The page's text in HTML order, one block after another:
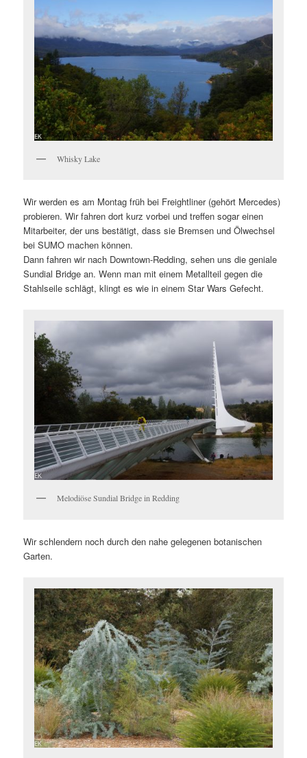
Whisky Lake
Wir werden es am Montag früh bei Freightliner (gehört Mercedes)
probieren. Wir fahren dort kurz vorbei und treffen sogar einen
Mitarbeiter, der uns bestätigt, dass sie Bremsen und Ölwechsel
bei SUMO machen können.
Dann fahren wir nach Downtown-Redding, sehen uns die geniale
Sundial Bridge an. Wenn man mit einem Metallteil gegen die
Stahlseile schlägt, klingt es wie in einem Star Wars Gefecht.
Melodiöse Sundial Bridge in Redding
Wir schlendern noch durch den nahe gelegenen botanischen
Garten.